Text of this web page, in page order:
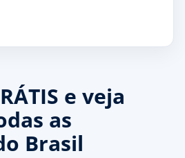
e veja
as
Brasil